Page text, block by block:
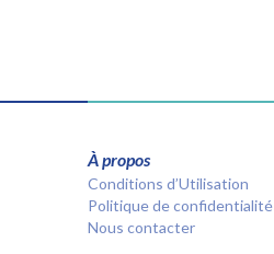
À propos
Conditions d’Utilisation
Politique de confidentialité
Nous contacter